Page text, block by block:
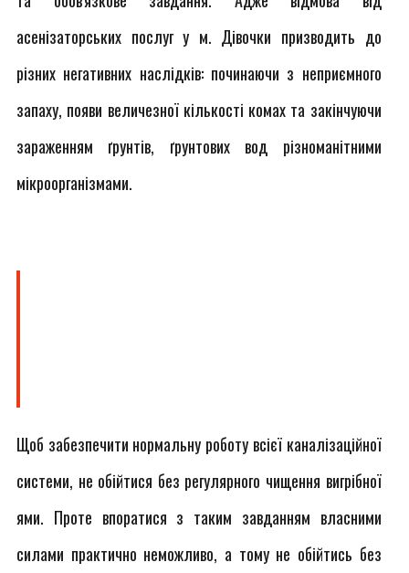
асенізаторських послуг у м. Дівочки призводить до
різних негативних наслідків: починаючи з неприємного
запаху, появи величезної кількості комах та закінчуючи
зараженням ґрунтів, ґрунтових вод різноманітними
мікроорганізмами.
Щоб забезпечити нормальну роботу всієї каналізаційної
системи, не обійтися без регулярного чищення вигрібної
ями. Проте впоратися з таким завданням власними
силами практично неможливо, а тому не обійтись без